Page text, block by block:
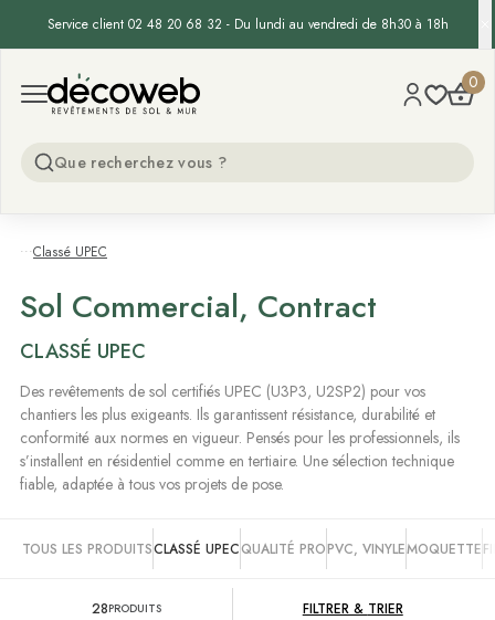
Service client 02 48 20 68 32 - Du lundi au vendredi de 8h30 à 18h
Open menu
Decoweb 0
...Classé UPEC
Sol Commercial, Contract
CLASSÉ UPEC
Des revêtements de sol certifiés UPEC (U3P3, U2SP2) pour vos
chantiers les plus exigeants. Ils garantissent résistance, durabilité et
conformité aux normes en vigueur. Pensés pour les professionnels, ils
s’installent en résidentiel comme en tertiaire. Une sélection technique
fiable, adaptée à tous vos projets de pose.
TOUS LES PRODUITSCLASSÉ UPECQUALITÉ PROPVC, VINYLEMOQUETTE
28PRODUITS FILTRER & TRIER